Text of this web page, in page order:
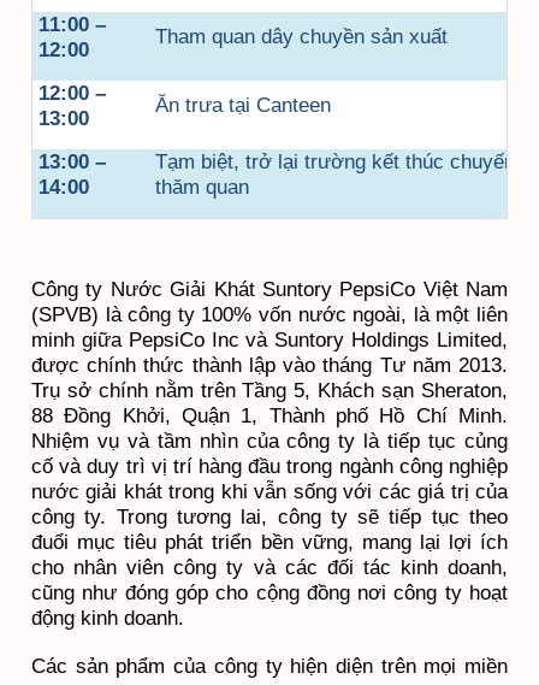
11:00 –
12:00
Tham quan dây chuyền sản xuất
12:00 –
13:00
Ăn trưa tại Canteen
13:00 –
14:00
Tạm biệt, trở lại trường kết thúc chuyến
thăm quan
Công ty Nước Giải Khát Suntory PepsiCo Việt Nam
(SPVB) là công ty 100% vốn nước ngoài, là một liên
minh giữa PepsiCo Inc và Suntory Holdings Limited,
được chính thức thành lập vào tháng Tư năm 2013.
Trụ sở chính nằm trên Tầng 5, Khách sạn Sheraton,
88 Đồng Khởi, Quận 1, Thành phố Hồ Chí Minh.
Nhiệm vụ và tầm nhìn của công ty là tiếp tục củng
cố và duy trì vị trí hàng đầu trong ngành công nghiệp
nước giải khát trong khi vẫn sống với các giá trị của
công ty. Trong tương lai, công ty sẽ tiếp tục theo
đuổi mục tiêu phát triển bền vững, mang lại lợi ích
cho nhân viên công ty và các đối tác kinh doanh,
cũng như đóng góp cho cộng đồng nơi công ty hoạt
động kinh doanh.
Các sản phẩm của công ty hiện diện trên mọi miền